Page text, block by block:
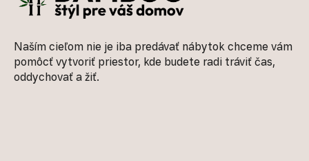
Naším cieľom nie je iba predávať nábytok chceme vám
pomôcť vytvoriť priestor, kde budete radi tráviť čas,
oddychovať a žiť.